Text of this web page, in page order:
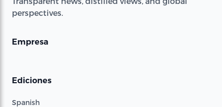
perspectives.
Empresa
Ediciones
Spanish